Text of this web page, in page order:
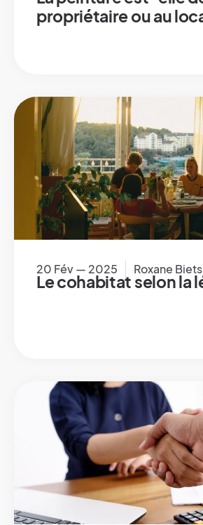
propriétaire ou au
20 Fév — 2025 Roxane Biets
Le cohabitat selon la